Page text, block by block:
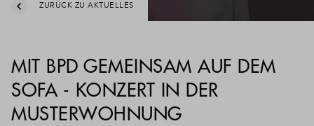
ZURÜCK ZU AKTUELLES
MIT BPD GEMEINSAM AUF DEM
SOFA - KONZERT IN DER
MUSTERWOHNUNG